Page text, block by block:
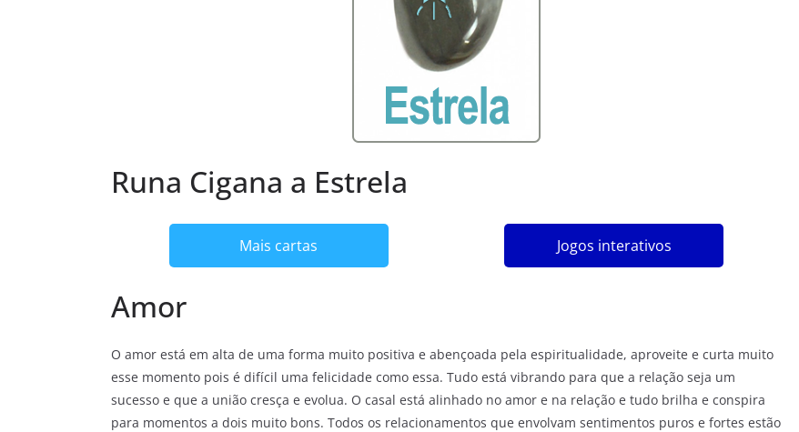
Runa Cigana a Estrela
Mais cartas Jogos interativos
Amor
O amor está em alta de uma forma muito positiva e abençoada pela espiritualidade, aproveite e curta muito
esse momento pois é difícil uma felicidade como essa. Tudo está vibrando para que a relação seja um
sucesso e que a união cresça e evolua. O casal está alinhado no amor e na relação e tudo brilha e conspira
para momentos a dois muito bons. Todos os relacionamentos que envolvam sentimentos puros e fortes estão